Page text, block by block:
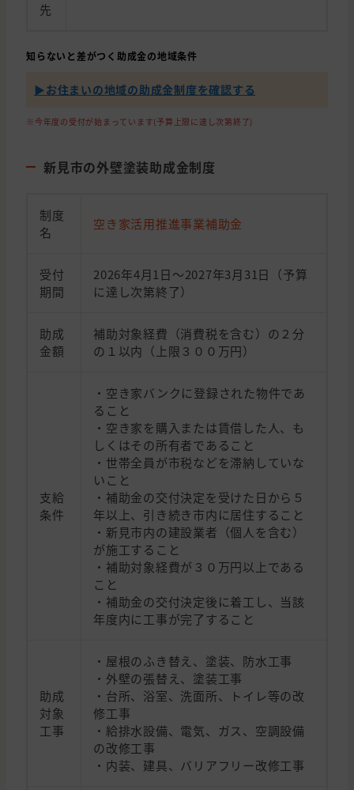
先
知らないと差がつく助成金の地域条件
▶︎お住まいの地域の助成金制度を確認する
※今年度の受付が始まっています(予算上限に達し次第終了)
新見市の外壁塗装助成金制度
制度
名
空き家活用推進事業補助金
受付
期間
2026年4月1日～2027年3月31日（予算
に達し次第終了）
助成
金額
補助対象経費（消費税を含む）の２分
の１以内（上限３００万円）
支給
条件
・空き家バンクに登録された物件であ
ること
・空き家を購入または賃借した人、も
しくはその所有者であること
・世帯全員が市税などを滞納していな
いこと
・補助金の交付決定を受けた日から５
年以上、引き続き市内に居住すること
・新見市内の建設業者（個人を含む）
が施工すること
・補助対象経費が３０万円以上である
こと
・補助金の交付決定後に着工し、当該
年度内に工事が完了すること
助成
対象
工事
・屋根のふき替え、塗装、防水工事
・外壁の張替え、塗装工事
・台所、浴室、洗面所、トイレ等の改
修工事
・給排水設備、電気、ガス、空調設備
の改修工事
・内装、建具、バリアフリー改修工事